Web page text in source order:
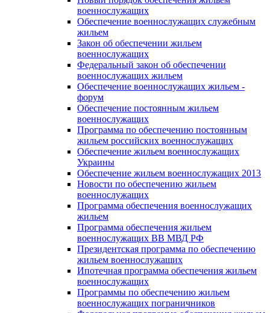
военнослужащих
Обеспечение военнослужащих служебным
жильем
Закон об обеспечении жильем
военнослужащих
Федеральный закон об обеспечении
военнослужащих жильем
Обеспечение военнослужащих жильем -
форум
Обеспечение постоянным жильем
военнослужащих
Программа по обеспечению постоянным
жильем российских военнослужащих
Обеспечение жильем военнослужащих
Украины
Обеспечение жильем военнослужащих 2013
Новости по обеспечению жильем
военнослужащих
Программа обеспечения военнослужащих
жильем
Программа обеспечения жильем
военнослужащих ВВ МВД РФ
Президентская программа по обеспечению
жильем военнослужащих
Ипотечная программа обеспечения жильем
военнослужащих
Программы по обеспечению жильем
военнослужащих пограничников